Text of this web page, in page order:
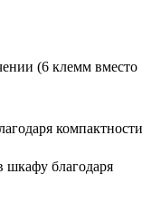
(6 клемм вместо
компактности
благодаря